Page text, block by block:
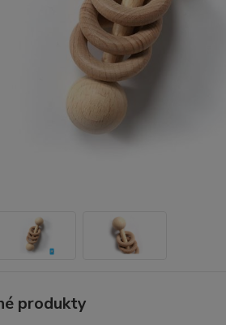
produkty